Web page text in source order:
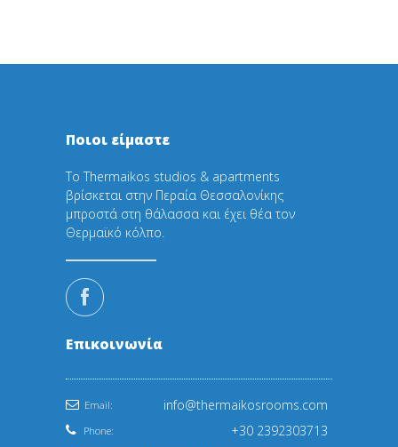
Ποιοι είμαστε
Το Thermaikos studios & apartments
βρίσκεται στην Περαία Θεσσαλονίκης
μπροστά στη θάλασσα και έχει θέα τον
Θερμαϊκό κόλπο.
Επικοινωνία
Email: info@thermaikosrooms.com
Phone: +30 2392303713